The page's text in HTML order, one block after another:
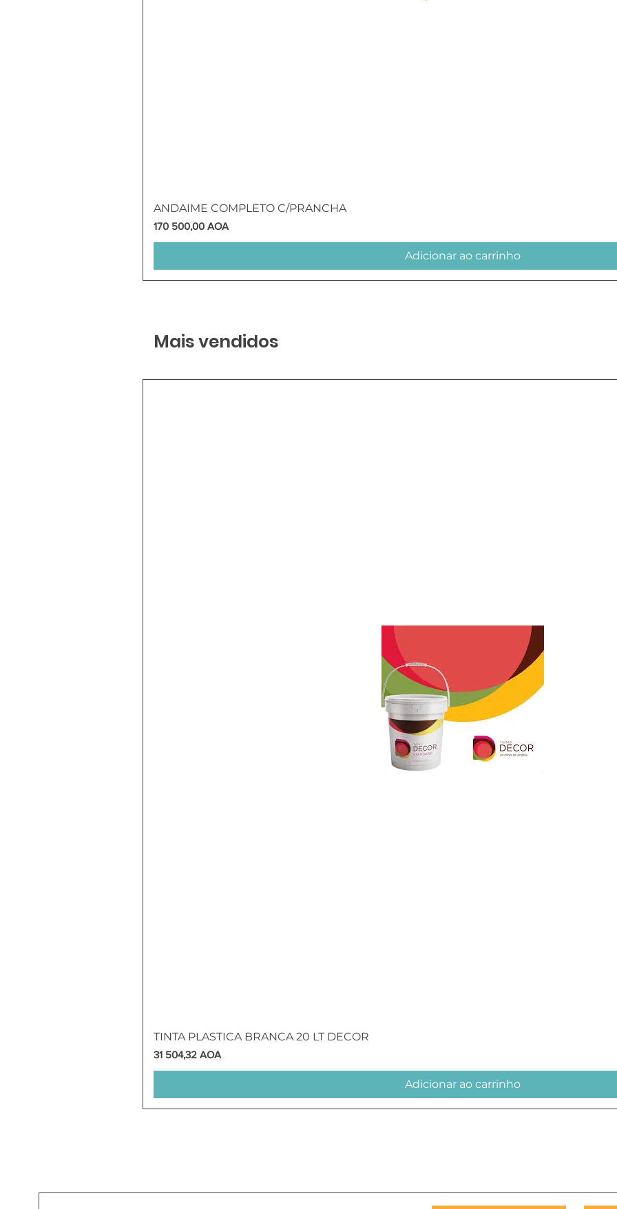
ANDAIME COMPLETO C/PRANCHA
Preço
170 500,00 AOA
Adicionar ao carrinho
Mais vendidos
TINTA PLASTICA BRANCA 20 LT DECOR
Preço
31 504,32 AOA
Adicionar ao carrinho